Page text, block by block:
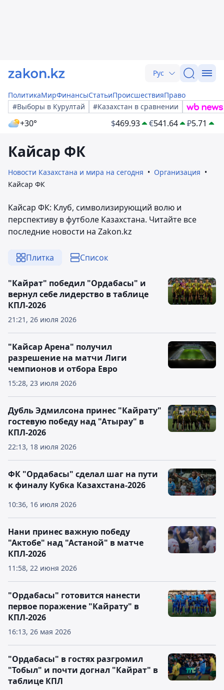
Рус
ПолитикаМирФинансыСтатьиПроисшествияПраво
#Выборы в Курултай
#Казахстан в сравнении
+30° $469.93 €541.64 ₽5.71
Кайсар ФК
Новости Казахстана и мира на сегодня
Организация
Кайсар ФК
Кайсар ФК: Клуб, символизирующий волю и
перспективу в футболе Казахстана. Читайте все
последние новости на Zakon.kz
Плитка Список
21:21, 26 июля 2026
"Кайрат" победил "Ордабасы" и
вернул себе лидерство в таблице
КПЛ-2026
15:28, 23 июля 2026
"Кайсар Арена" получил
разрешение на матчи Лиги
чемпионов и отбора Евро
22:13, 18 июля 2026
Дубль Эдмилсона принес "Кайрату"
гостевую победу над "Атырау" в
КПЛ-2026
10:36, 16 июля 2026
ФК "Ордабасы" сделал шаг на пути
к финалу Кубка Казахстана-2026
11:58, 22 июня 2026
Нани принес важную победу
"Актобе" над "Астаной" в матче
КПЛ-2026
16:13, 26 мая 2026
"Ордабасы" готовится нанести
первое поражение "Кайрату" в
КПЛ-2026
"Ордабасы" в гостях разгромил
"Тобыл" и почти догнал "Кайрат" в
таблице КПЛ